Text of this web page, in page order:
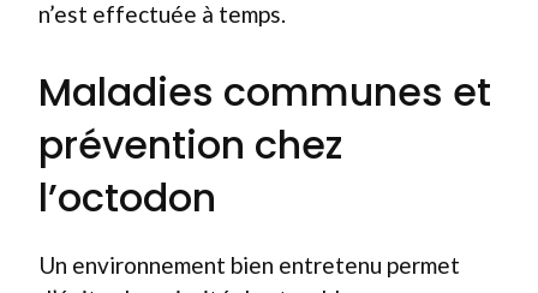
n’est effectuée à temps.
Maladies communes et
prévention chez
l’octodon
Un environnement bien entretenu permet